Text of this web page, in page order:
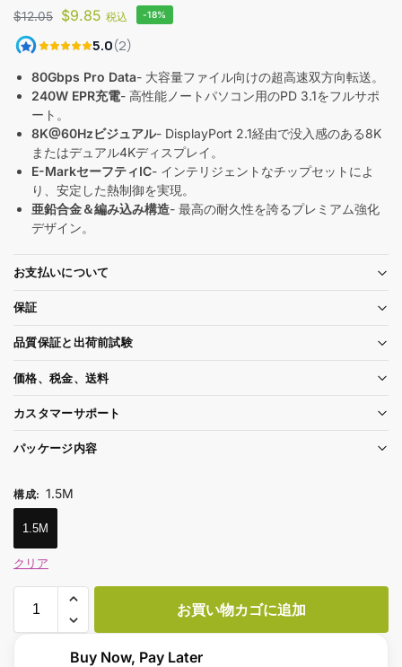
$12.05 $9.85 税込 -18%
80Gbps Pro Data- 大容量ファイル向けの超高速双方向転送。
240W EPR充電- 高性能ノートパソコン用のPD 3.1をフルサポ
ート。
8K@60Hzビジュアル- DisplayPort 2.1経由で没入感のある8K
またはデュアル4Kディスプレイ。
E-MarkセーフティIC- インテリジェントなチップセットによ
り、安定した熱制御を実現。
亜鉛合金＆編み込み構造- 最高の耐久性を誇るプレミアム強化
デザイン。
お支払いについて
保証
品質保証と出荷前試験
価格、税金、送料
カスタマーサポート
パッケージ内容
構成: 1.5M
1.5M
クリア
お買い物カゴに追加
Buy Now, Pay Later